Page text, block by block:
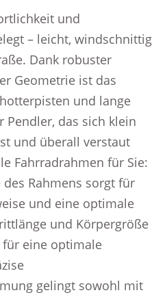
und
– leicht, windschnittig
Dank robuster
Geometrie ist das
und lange
Pendler, das sich klein
und überall verstaut
Fahrradrahmen für Sie:
Rahmens sorgt für
und eine optimale
und Körpergröße
für eine optimale
gelingt sowohl mit